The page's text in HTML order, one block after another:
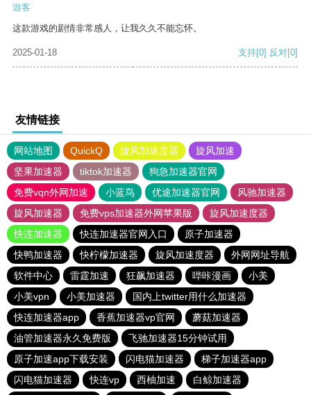
游客
这款游戏的剧情非常感人，让我久久不能忘怀。
2025-01-18 支持[0] 反对[0]
友情链接
网站地图 QuickQ 旋风加速度器
旋风加速
坚果加速器
tiktok加速器
狗急加速器官网
免费vqn外网加速
小蓝鸟 优途加速器官网
风驰加速器
旋风加速器
免费vps加速器外网苹果版
旋风加速度器
快连加速器
快连加速器官网入口
原子加速器
快鸭加速器
快柠檬加速器 旋风加速度器
外网网址导航
软件中心
雷霆加速 狂飙加速器 哔咔漫画
小美
小美vpn
小美加速器
国内上twitter用什么加速器
快连加速器app
香蕉加速器vp官网
蘑菇加速器
油管加速器永久免费版
飞驰加速器15分钟试用
原子加速app下载安装
闪电猫加速器
梯子加速器app
闪电猫加速器
快连vp 西柚加速 白鲸加速器